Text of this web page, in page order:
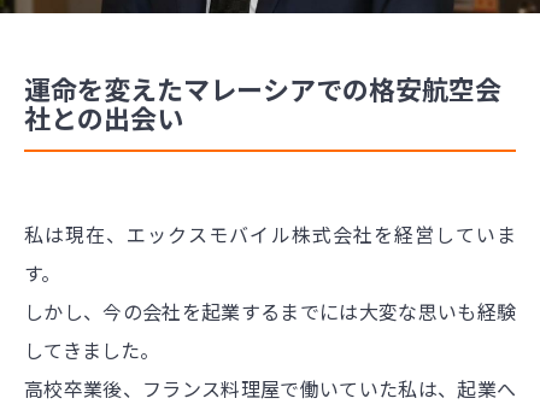
運命を変えたマレーシアでの格安航空会
社との出会い
私は現在、エックスモバイル株式会社を経営していま
す。
しかし、今の会社を起業するまでには大変な思いも経験
してきました。
高校卒業後、フランス料理屋で働いていた私は、起業へ